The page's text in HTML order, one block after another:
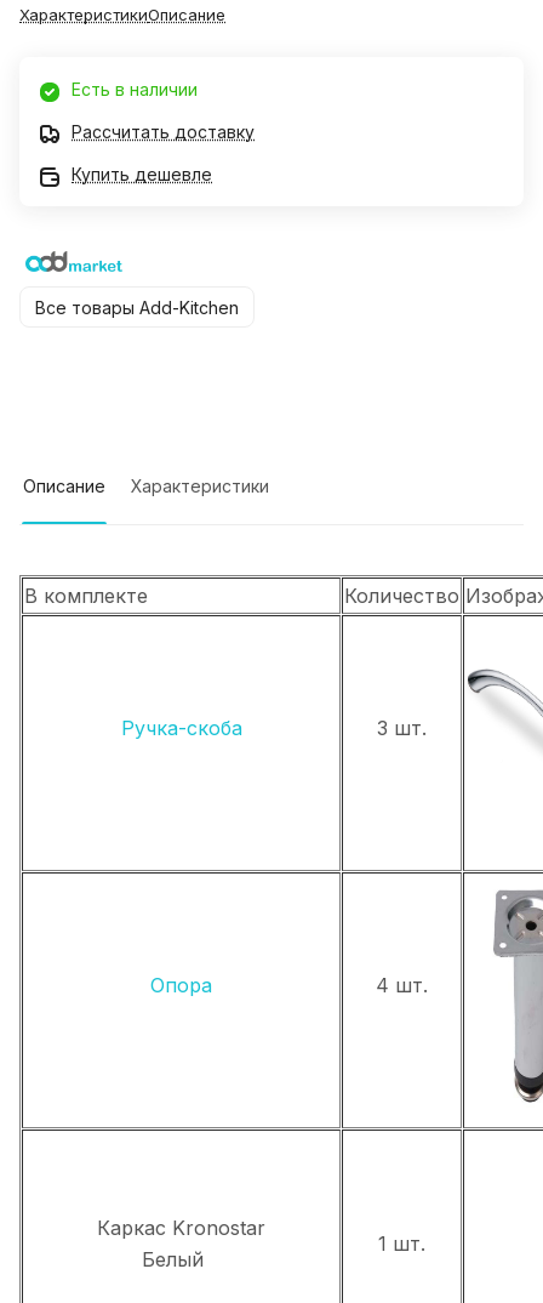
ХарактеристикиОписание
Есть в наличии
Рассчитать доставку
Купить дешевле
Все товары Add-Kitchen
Описание Характеристики
В комплекте Количество
Ручка-скоба 3 шт.
Опора 4 шт.
Каркас Kronostar
Белый
1 шт.